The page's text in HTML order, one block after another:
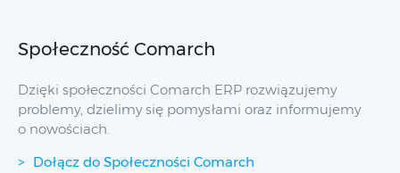
Społeczność Comarch
Dzięki społeczności Comarch ERP rozwiązujemy
problemy, dzielimy się pomysłami oraz informujemy
o nowościach.
Dołącz do Społeczności Comarch